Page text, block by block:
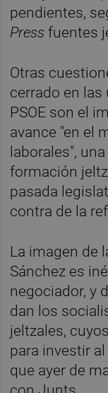
pendientes,
Press fuentes
Otras
cerrado en
PSOE son el
avance "en el
laborales",
formación
pasada
contra de la
La imagen de
Sánchez es
negociador, y
dan los
jeltzales,
para investir
que ayer de